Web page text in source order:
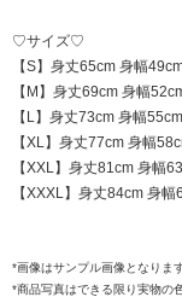
♡サイズ♡
【S】身丈65cm 身幅
【M】身丈69cm 身幅
【L】身丈73cm 身幅
【XL】身丈77cm 身幅
【XXL】身丈81cm 身幅
【XXXL】身丈84cm 身
*画像はサンプル画像となりま
*商品写真はできる限り実物の